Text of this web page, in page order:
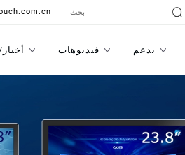
فيديوهات يدعم